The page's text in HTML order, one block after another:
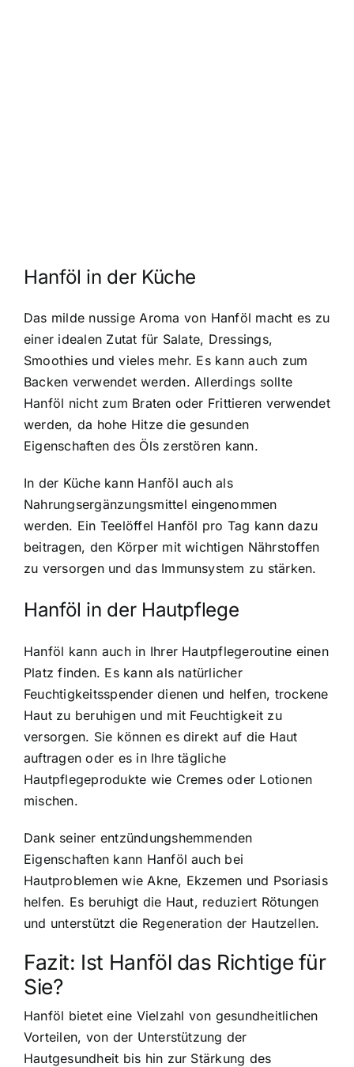
Hanföl in der Küche
Das milde nussige Aroma von Hanföl macht es zu
einer idealen Zutat für Salate, Dressings,
Smoothies und vieles mehr. Es kann auch zum
Backen verwendet werden. Allerdings sollte
Hanföl nicht zum Braten oder Frittieren verwendet
werden, da hohe Hitze die gesunden
Eigenschaften des Öls zerstören kann.
In der Küche kann Hanföl auch als
Nahrungsergänzungsmittel eingenommen
werden. Ein Teelöffel Hanföl pro Tag kann dazu
beitragen, den Körper mit wichtigen Nährstoffen
zu versorgen und das Immunsystem zu stärken.
Hanföl in der Hautpflege
Hanföl kann auch in Ihrer Hautpflegeroutine einen
Platz finden. Es kann als natürlicher
Feuchtigkeitsspender dienen und helfen, trockene
Haut zu beruhigen und mit Feuchtigkeit zu
versorgen. Sie können es direkt auf die Haut
auftragen oder es in Ihre tägliche
Hautpflegeprodukte wie Cremes oder Lotionen
mischen.
Dank seiner entzündungshemmenden
Eigenschaften kann Hanföl auch bei
Hautproblemen wie Akne, Ekzemen und Psoriasis
helfen. Es beruhigt die Haut, reduziert Rötungen
und unterstützt die Regeneration der Hautzellen.
Fazit: Ist Hanföl das Richtige für
Sie?
Hanföl bietet eine Vielzahl von gesundheitlichen
Vorteilen, von der Unterstützung der
Hautgesundheit bis hin zur Stärkung des